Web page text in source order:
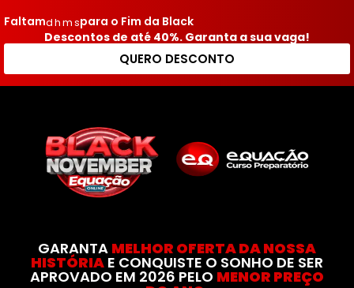
Faltamdhmspara o Fim da Black
Descontos de até 40%. Garanta a sua vaga!
QUERO DESCONTO
GARANTA MELHOR OFERTA DA NOSSA
HISTÓRIA E CONQUISTE O SONHO DE SER
APROVADO EM 2026 PELO MENOR PREÇO